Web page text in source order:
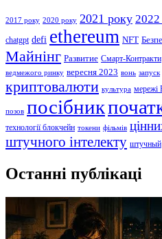
2017 року 2020 року 2021 року 2022
chatgpt defi ethereum NFT
Майнінг Развитие Смарт-Контракти
ведмежого ринку вересня 2023 вонь запуск
криптовалюти культура мережі
позов посібник
технології блокчейн токени фільмів
штучного інтелекту штучный
Останні публікаці